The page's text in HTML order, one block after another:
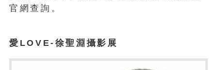
官網查詢。
愛LOVE-徐聖淵攝影展